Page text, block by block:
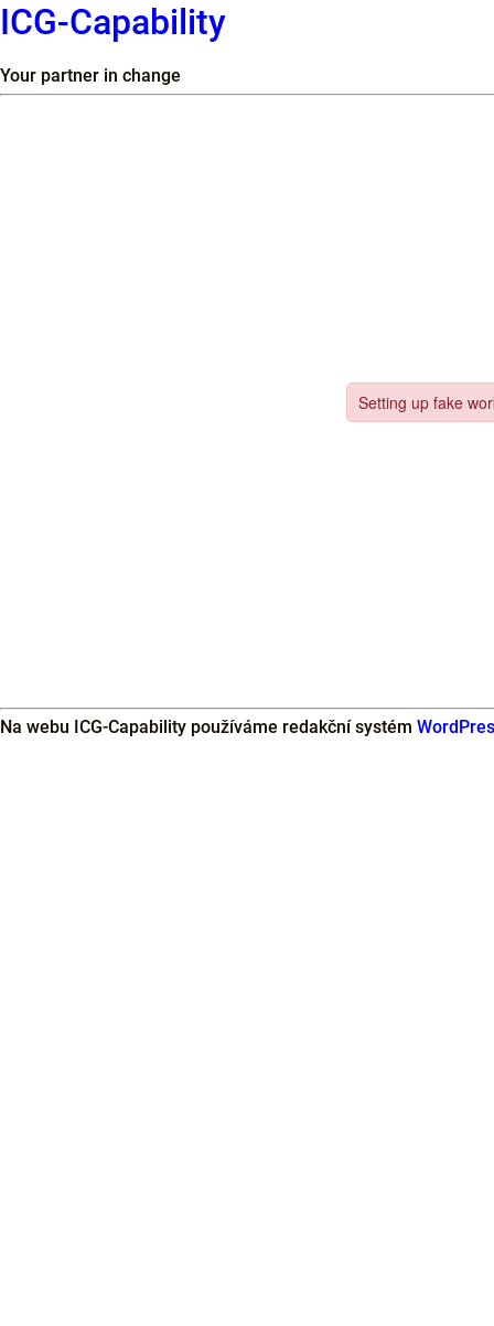
ICG-Capability
Your partner in change
Na webu ICG-Capability používáme redakční systém